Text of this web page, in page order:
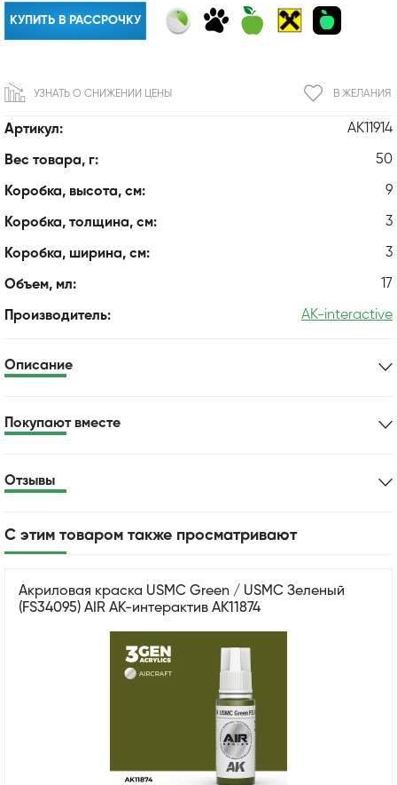
Артикул: AK11914
Вес товара, г: 50
Коробка, высота, см: 9
Коробка, толщина, см: 3
Коробка, ширина, см: 3
Объем, мл: 17
Производитель: AK-interactive
КУПИТЬ В РАССРОЧКУ
В ЖЕЛАНИЯ
УЗНАТЬ О СНИЖЕНИИ ЦЕНЫ
Описание
Покупают вместе
Отзывы
С этим товаром также просматривают
Акриловая краска USMC Green / USMC Зеленый
(FS34095) AIR АК-интерактив AK11874